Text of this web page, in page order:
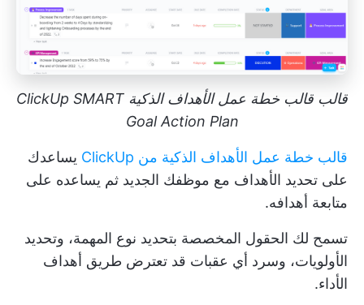
قالب قالب خطة عمل الأهداف الذكية ClickUp SMART
Goal Action Plan
قالب خطة عمل الأهداف الذكية من ClickUp
يساعدك
على تحديد الأهداف مع موظفك الجديد ثم يساعده على
متابعة أهدافه.
تسمح لك الحقول المخصصة بتحديد نوع المهمة، وتحديد
الأولويات، وسرد أي عقبات قد تعترض طريق أهداف
الأداء.